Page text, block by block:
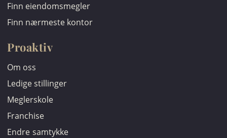
Finn eiendomsmegler
Finn nærmeste kontor
Proaktiv
Om oss
Ledige stillinger
Meglerskole
Franchise
Endre samtykke